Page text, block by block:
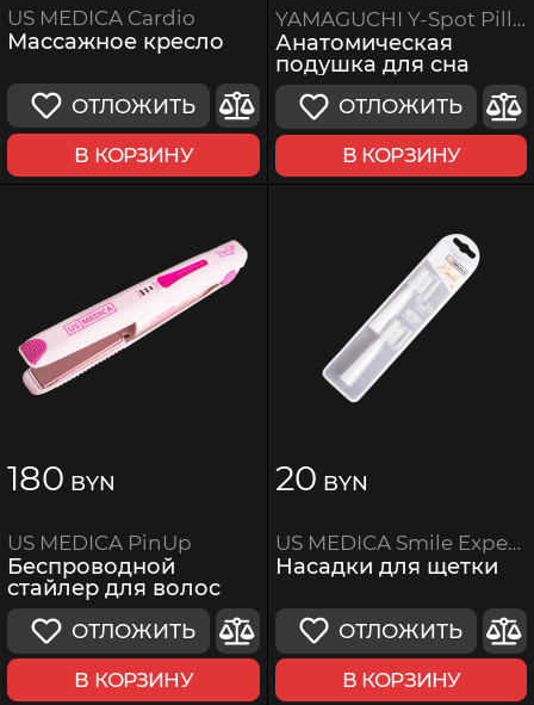
US MEDICA Cardio
Массажное кресло
ОТЛОЖИТЬ
В КОРЗИНУ
YAMAGUCHI Y-Spot Pillow
Анатомическая
подушка для сна
ОТЛОЖИТЬ
В КОРЗИНУ
180 BYN
US MEDICA PinUp
Беспроводной
стайлер для волос
ОТЛОЖИТЬ
В КОРЗИНУ
20 BYN
US MEDICA Smile Expert Plus Brushes
Насадки для щетки
ОТЛОЖИТЬ
В КОРЗИНУ